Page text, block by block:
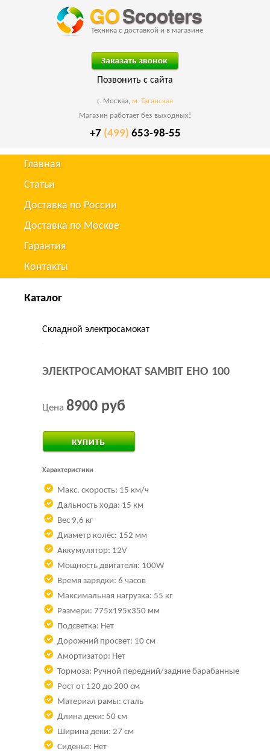
Техника с доставкой и в магазине
Позвонить с сайта
г. Москва, м. Таганская
Магазин работает без выходных!
+7 (499) 653-98-55
Главная
Статьи
Доставка по России
Доставка по Москве
Гарантия
Контакты
Каталог
Складной электросамокат
ЭЛЕКТРОСАМОКАТ SAMBIT EHO 100
Цена 8900 руб
Купить за 1 клик
Характеристики
Макс. скорость: 15 км/ч
Дальность хода: 15 км
Вес 9,6 кг
Диаметр колёс: 152 мм
Аккумулятор: 12V
Мощность двигателя: 100W
Время зарядки: 6 часов
Максимальная нагрузка: 55 кг
Размери: 775x195x350 мм
Подсветка: Нет
Дорожний просвет: 10 см
Амортизатор: Нет
Тормоза: Ручной передний/задние барабанные
Рост от 120 до 200 см
Материал рамы: сталь
Длина деки: 50 см
Ширина деки: 27 см
Сиденье: Нет